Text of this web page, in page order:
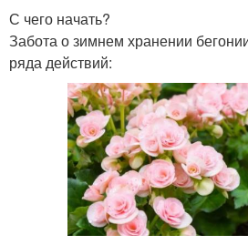
С чего начать?
Забота о зимнем хранении
ряда действий: